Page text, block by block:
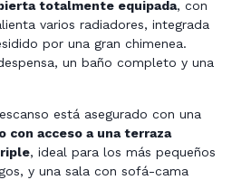
totalmente equipada, con
varios radiadores, integrada
por una gran chimenea.
un baño completo y una
está asegurado con una
con acceso a una terraza
, ideal para los más pequeños
y una sala con sofá-cama